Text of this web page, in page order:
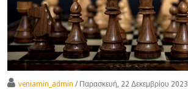
veniamin_admin / Παρασκευή, 22 Δεκεμβρίου 2023